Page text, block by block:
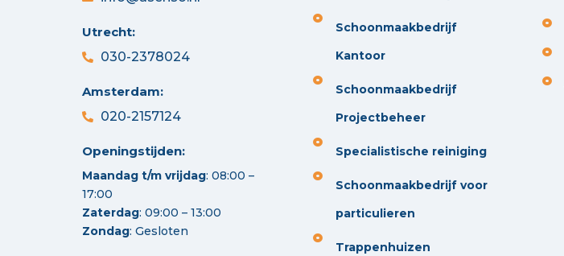
Utrecht:
030-2378024
Amsterdam:
020-2157124
Openingstijden:
Maandag t/m vrijdag: 08:00 –
17:00
Zaterdag: 09:00 – 13:00
Zondag: Gesloten
Schoonmaakbedrijf
Kantoor
Schoonmaakbedrijf
Projectbeheer
Specialistische reiniging
Schoonmaakbedrijf voor
particulieren
Trappenhuizen